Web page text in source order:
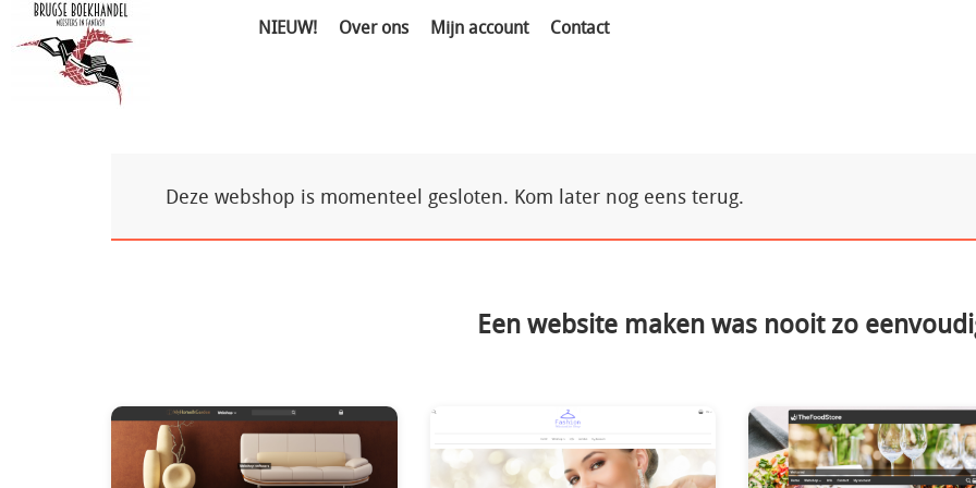
NIEUW! Over ons Mijn account Contact
Deze webshop is momenteel gesloten. Kom later nog eens terug.
Een website maken was nooit zo